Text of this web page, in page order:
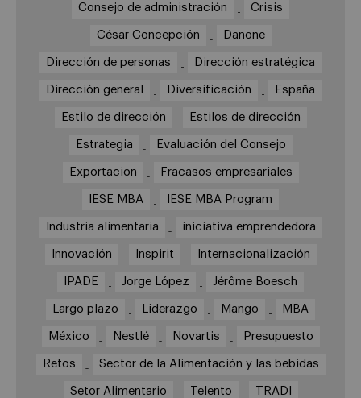
Consejo de administración Crisis
César Concepción Danone
Dirección de personas Dirección estratégica
Dirección general Diversificación España
Estilo de dirección Estilos de dirección
Estrategia Evaluación del Consejo
Exportacion Fracasos empresariales
IESE MBA IESE MBA Program
Industria alimentaria iniciativa emprendedora
Innovación Inspirit Internacionalización
IPADE Jorge López Jérôme Boesch
Largo plazo Liderazgo Mango MBA
México Nestlé Novartis Presupuesto
Retos Sector de la Alimentación y las bebidas
Setor Alimentario Telento TRADI